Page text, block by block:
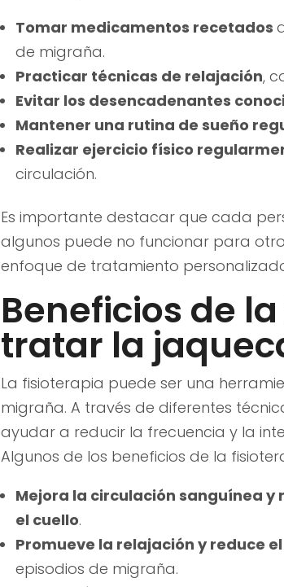
Tomar medicamentos recetados
de migraña.
Practicar técnicas de relajación,
Evitar los desencadenantes
Mantener una rutina de sueño
Realizar ejercicio físico
circulación.
Es importante destacar que cada
algunos puede no funcionar para
enfoque de tratamiento
Beneficios de
tratar la
La fisioterapia puede ser una
migraña. A través de diferentes
ayudar a reducir la frecuencia y la
Algunos de los beneficios de la
Mejora la circulación sanguínea y
el cuello.
Promueve la relajación y reduce
episodios de migraña.